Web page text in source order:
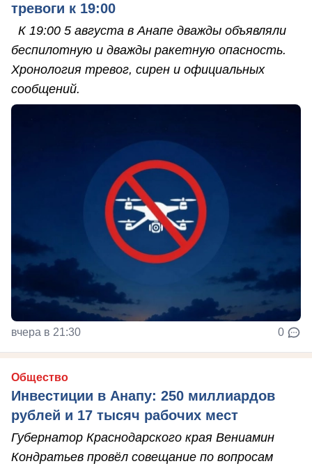
тревоги к 19:00
К 19:00 5 августа в Анапе дважды объявляли
беспилотную и дважды ракетную опасность.
Хронология тревог, сирен и официальных
сообщений.
вчера в 21:30 0
Общество
Инвестиции в Анапу: 250 миллиардов
рублей и 17 тысяч рабочих мест
Губернатор Краснодарского края Вениамин
Кондратьев провёл совещание по вопросам